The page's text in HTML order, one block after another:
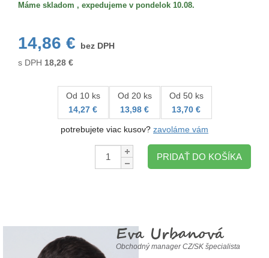
Máme skladom , expedujeme v pondelok 10.08.
14,86 €
bez DPH
s DPH 18,28 €
Od 10 ks
14,27 €
Od 20 ks
13,98 €
Od 50 ks
13,70 €
potrebujete viac kusov? zavoláme vám
Množstvo:
PRIDAŤ DO KOŠÍKA
Eva Urbanová
Obchodný manager CZ/SK špecialista